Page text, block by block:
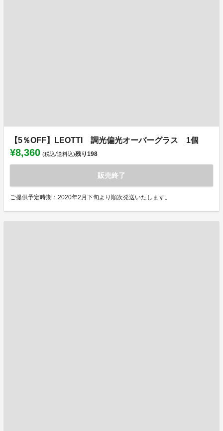
【5％OFF】LEOTTI 調光偏光オーバーグラス 1個
¥8,360 (税込/送料込)残り198
販売終了
ご提供予定時期：2020年2月下旬より順次発送いたします。